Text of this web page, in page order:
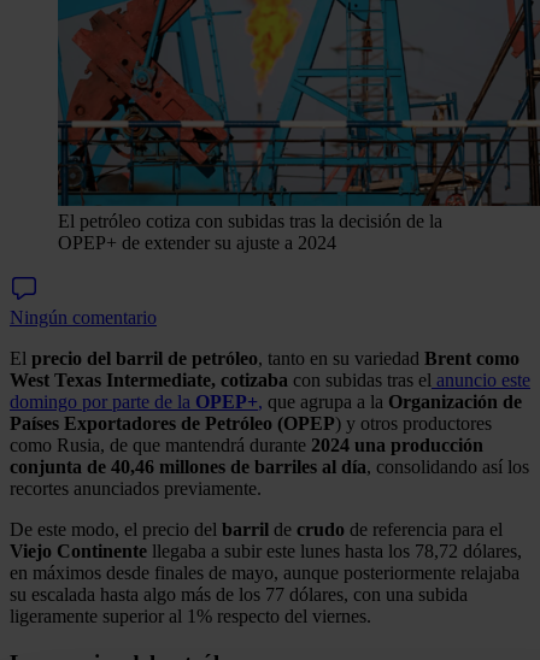
El petróleo cotiza con subidas tras la decisión de la
OPEP+ de extender su ajuste a 2024
Ningún comentario
El precio del barril de petróleo, tanto en su variedad Brent como
West Texas Intermediate, cotizaba con subidas tras el anuncio este
domingo por parte de la OPEP+, que agrupa a la Organización de
Países Exportadores de Petróleo (OPEP) y otros productores
como Rusia, de que mantendrá durante 2024 una producción
conjunta de 40,46 millones de barriles al día, consolidando así los
recortes anunciados previamente.
De este modo, el precio del barril de crudo de referencia para el
Viejo Continente llegaba a subir este lunes hasta los 78,72 dólares,
en máximos desde finales de mayo, aunque posteriormente relajaba
su escalada hasta algo más de los 77 dólares, con una subida
ligeramente superior al 1% respecto del viernes.